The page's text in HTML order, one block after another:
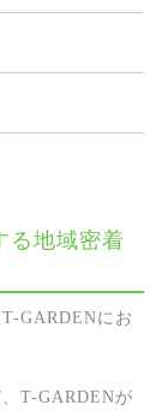
る地域密着
GARDENにお
T-GARDENが